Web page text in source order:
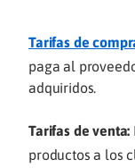
Tarifas de
paga al
adquiridos.
Tarifas de venta:
productos a los